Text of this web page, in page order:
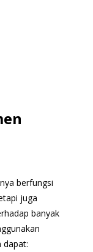
berfungsi
juga
banyak
dapat: